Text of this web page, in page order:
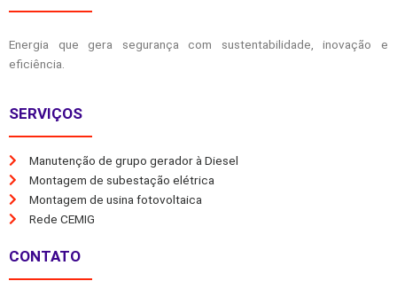
Energia que gera segurança com sustentabilidade, inovação e
eficiência.
SERVIÇOS
Manutenção de grupo gerador à Diesel
Montagem de subestação elétrica
Montagem de usina fotovoltaica
Rede CEMIG
CONTATO